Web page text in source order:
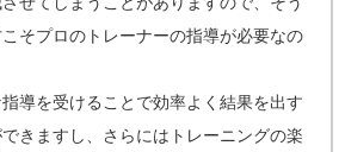
こそプロのトレーナーの指導が必要なの
導を受けることで効率よく結果を出す
できますし、さらにはトレーニングの楽